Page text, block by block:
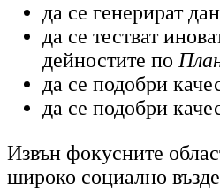
да се генерират
да се тестват
дейностите по
да се подобри
да се подобри
Извън фокусните
широко социално